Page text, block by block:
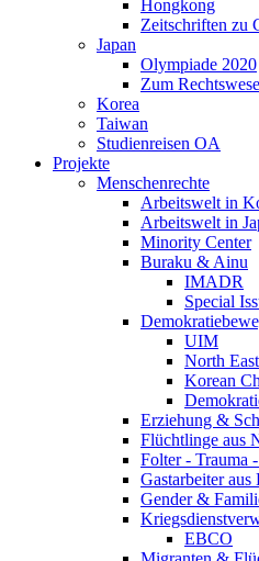
Hongkong
Zeitschriften zu
Japan
Olympiade 2020
Zum
Korea
Taiwan
Studienreisen OA
Projekte
Menschenrechte
Arbeitswelt in
Arbeitswelt in
Minority Center
Buraku & Ainu
IMADR
Special
UIM
North
Korean
Erziehung &
Flüchtlinge aus
Folter - Trauma
Gastarbeiter aus
Gender &
EBCO